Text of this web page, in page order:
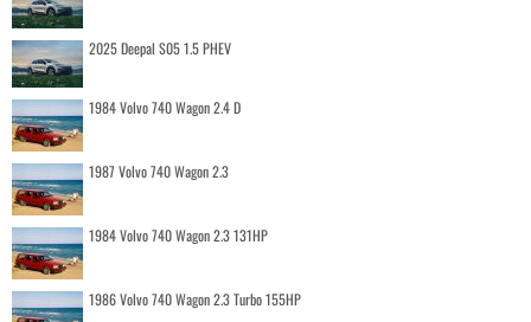
2025 Deepal S05 1.5 PHEV
1984 Volvo 740 Wagon 2.4 D
1987 Volvo 740 Wagon 2.3
1984 Volvo 740 Wagon 2.3 131HP
1986 Volvo 740 Wagon 2.3 Turbo 155HP